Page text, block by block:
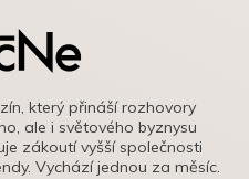
který přináší rozhovory
ale i světového byznysu
zákoutí vyšší společnosti
Vychází jednou za měsíc.